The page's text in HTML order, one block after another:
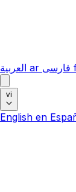
العربية ar فارسی
vi
English en